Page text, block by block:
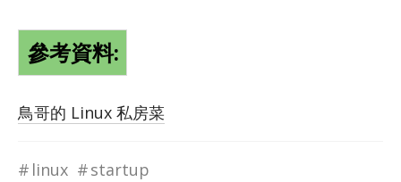
參考資料:
鳥哥的 Linux 私房菜
linux startup